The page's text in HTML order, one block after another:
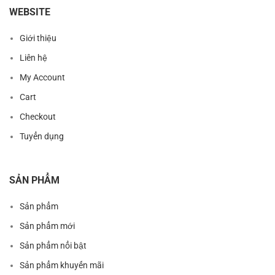
WEBSITE
Giới thiệu
Liên hệ
My Account
Cart
Checkout
Tuyển dụng
SẢN PHẨM
Sản phẩm
Sản phẩm mới
Sản phẩm nổi bật
Sản phẩm khuyến mãi